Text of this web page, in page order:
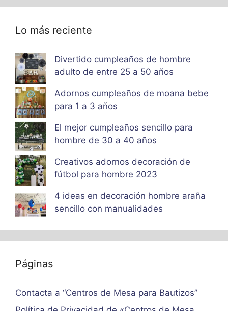
Lo más reciente
Divertido cumpleaños de hombre
adulto de entre 25 a 50 años
Adornos cumpleaños de moana bebe
para 1 a 3 años
El mejor cumpleaños sencillo para
hombre de 30 a 40 años
Creativos adornos decoración de
fútbol para hombre 2023
4 ideas en decoración hombre araña
sencillo con manualidades
Páginas
Contacta a “Centros de Mesa para Bautizos”